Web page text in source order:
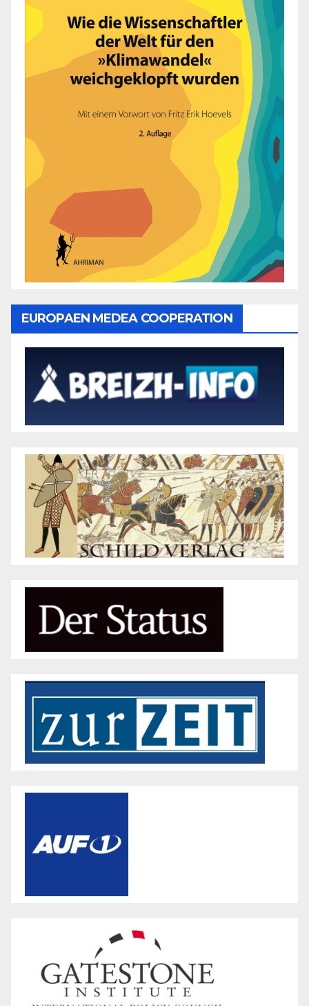
EUROPAEN MEDEA COOPERATION